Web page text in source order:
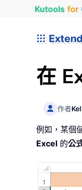
Kutools for
在
作者
例如，某個
Excel 的公